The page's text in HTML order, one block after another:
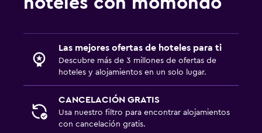
Las mejores ofertas de hoteles para ti
Descubre más de 3 millones de ofertas de
hoteles y alojamientos en un solo lugar.
CANCELACIÓN GRATIS
Usa nuestro filtro para encontrar alojamientos
con cancelación gratis.